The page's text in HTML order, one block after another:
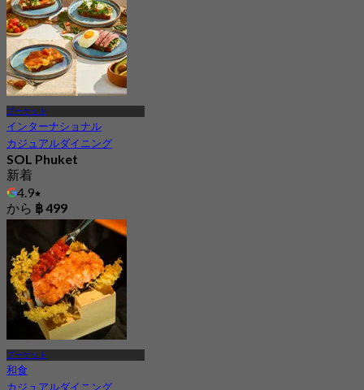
プーケット
インターナショナル
カジュアルダイニング
SOL Phuket
新着
4.9
から ฿ 499
プーケット
和食
カジュアルダイニング